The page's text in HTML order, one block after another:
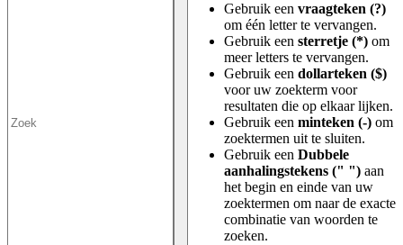
Gebruik een vraagteken (?)
om één letter te vervangen.
Gebruik een sterretje (*) om
meer letters te vervangen.
Gebruik een dollarteken ($)
voor uw zoekterm voor
resultaten die op elkaar lijken.
Gebruik een minteken (-) om
zoektermen uit te sluiten.
Gebruik een Dubbele
aanhalingstekens (" ") aan
het begin en einde van uw
zoektermen om naar de exacte
combinatie van woorden te
zoeken.